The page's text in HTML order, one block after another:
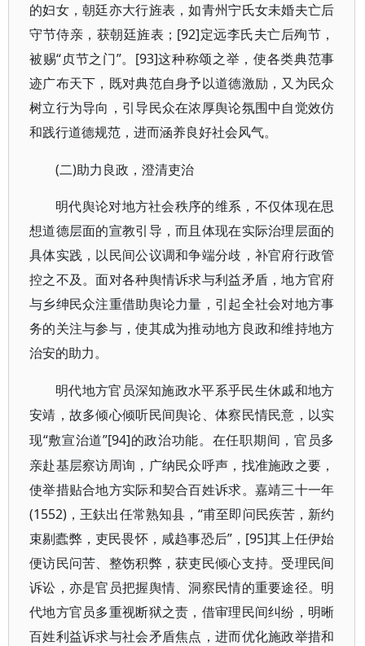
的妇女，朝廷亦大行旌表，如青州宁氏女未婚夫亡后
守节侍亲，获朝廷旌表；[92]定远李氏夫亡后殉节，
被赐“贞节之门”。[93]这种称颂之举，使各类典范事
迹广布天下，既对典范自身予以道德激励，又为民众
树立行为导向，引导民众在浓厚舆论氛围中自觉效仿
和践行道德规范，进而涵养良好社会风气。
(二)助力良政，澄清吏治
明代舆论对地方社会秩序的维系，不仅体现在思
想道德层面的宣教引导，而且体现在实际治理层面的
具体实践，以民间公议调和争端分歧，补官府行政管
控之不及。面对各种舆情诉求与利益矛盾，地方官府
与乡绅民众注重借助舆论力量，引起全社会对地方事
务的关注与参与，使其成为推动地方良政和维持地方
治安的助力。
明代地方官员深知施政水平系乎民生休戚和地方
安靖，故多倾心倾听民间舆论、体察民情民意，以实
现“敷宣治道”[94]的政治功能。在任职期间，官员多
亲赴基层察访周询，广纳民众呼声，找准施政之要，
使举措贴合地方实际和契合百姓诉求。嘉靖三十一年
(1552)，王鈇出任常熟知县，“甫至即问民疾苦，新约
束剔蠹弊，吏民畏怀，咸趋事恐后”，[95]其上任伊始
便访民问苦、整饬积弊，获吏民倾心支持。受理民间
诉讼，亦是官员把握舆情、洞察民情的重要途径。明
代地方官员多重视断狱之责，借审理民间纠纷，明晰
百姓利益诉求与社会矛盾焦点，进而优化施政举措和